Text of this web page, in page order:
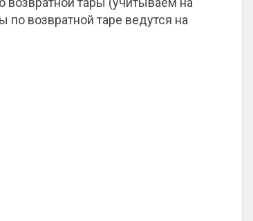
возвратной таре ведутся на